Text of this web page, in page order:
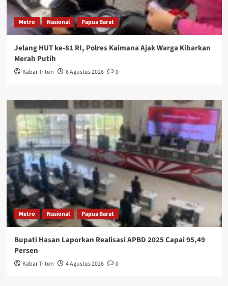
Metro Nasional Papua Barat
Jelang HUT ke-81 RI, Polres Kaimana Ajak Warga Kibarkan
Merah Putih
Kabar Triton 6 Agustus 2026 0
Metro Nasional Papua Barat
Bupati Hasan Laporkan Realisasi APBD 2025 Capai 95,49
Persen
Kabar Triton 4 Agustus 2026 0